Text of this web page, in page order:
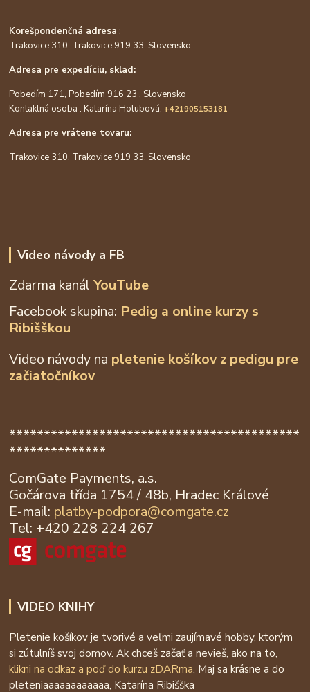
Korešpondenčná adresa :
Trakovice 310, Trakovice 919 33, Slovensko
Adresa pre expedíciu, sklad:
Pobedím 171, Pobedím 916 23 , Slovensko
Kontaktná osoba : Katarína Holubová, +421905153181
Adresa pre vrátene tovaru:
Trakovice 310, Trakovice 919 33, Slovensko
Video návody a FB
Zdarma kanálYouTube
Facebook skupina: Pedig a online kurzy s
Ribišškou
Video návody na pletenie košíkov z pedigu pre
začiatočníkov
******************************************
**************
ComGate Payments, a.s.
Gočárova třída 1754 / 48b, Hradec Králové
E-mail: platby-podpora@comgate.cz
Tel: +420 228 224 267
VIDEO KNIHY
Pletenie košíkov je tvorivé a veľmi zaujímavé hobby, ktorým
si zútulníš svoj domov. Ak chceš začať a nevieš, ako na to,
klikni na odkaz a poď do kurzu zDARma. Maj sa krásne a do
pleteniaaaaaaaaaaaa, Katarína Ribišška